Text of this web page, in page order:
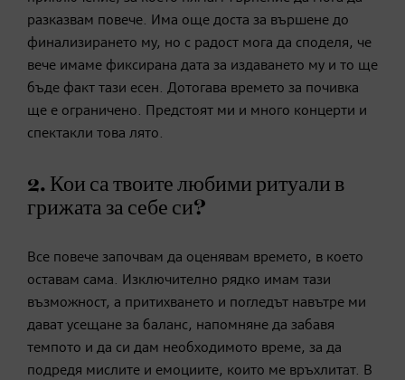
разказвам повече. Има още доста за вършене до
финализирането му, но с радост мога да споделя, че
вече имаме фиксирана дата за издаването му и то ще
бъде факт тази есен. Дотогава времето за почивка
ще е ограничено. Предстоят ми и много концерти и
спектакли това лято.
2. Кои са твоите любими ритуали в
грижата за себе си?
Все повече започвам да оценявам времето, в което
оставам сама. Изключително рядко имам тази
възможност, а притихването и погледът навътре ми
дават усещане за баланс, напомняне да забавя
темпото и да си дам необходимото време, за да
подредя мислите и емоциите, които ме връхлитат. В